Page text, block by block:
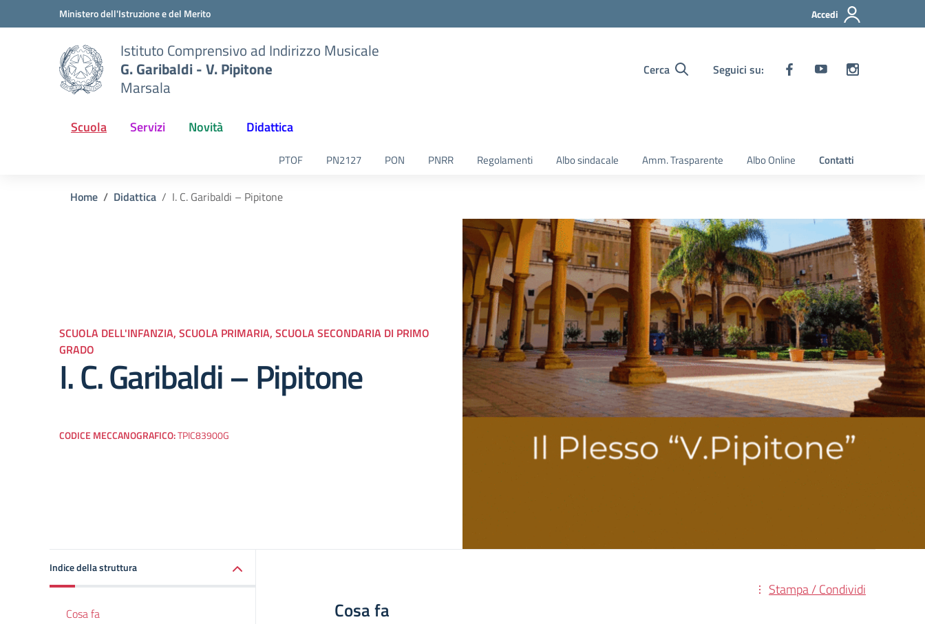
Vai ai contenuti
Vai al menu di navigazioneMinistero dell'Istruzione e del Merito Accedi
Istituto Comprensivo ad Indirizzo Musicale
G. Garibaldi - V. Pipitone
Marsala
Cerca Seguici su:
Scuola Servizi Novità Didattica
PTOF PN2127 PON PNRR Regolamenti Albo sindacale Amm. Trasparente Albo Online Contatti
Home Didattica I. C. Garibaldi – Pipitone
SCUOLA DELL'INFANZIA, SCUOLA PRIMARIA, SCUOLA SECONDARIA DI PRIMO
GRADO
I. C. Garibaldi – Pipitone
CODICE MECCANOGRAFICO:TPIC83900G
Indice della struttura
Cosa fa
Stampa / Condividi
Cosa fa